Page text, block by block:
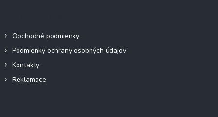
Obchodné podmienky
Podmienky ochrany osobných údajov
Kontakty
Reklamace